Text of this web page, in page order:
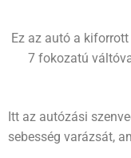
Ez az autó a
7 fokozatú
Itt az autózási
sebesség varázsát,